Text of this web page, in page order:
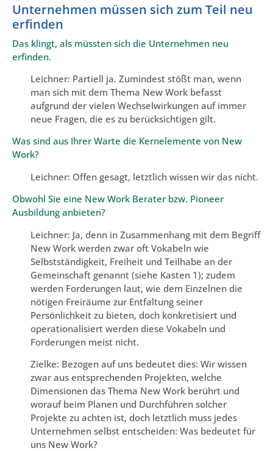
Unternehmen müssen sich zum Teil neu
erfinden
Das klingt, als müssten sich die Unternehmen neu
erfinden.
Leichner: Partiell ja. Zumindest stößt man, wenn
man sich mit dem Thema New Work befasst
aufgrund der vielen Wechselwirkungen auf immer
neue Fragen, die es zu berücksichtigen gilt.
Was sind aus Ihrer Warte die Kernelemente von New
Work?
Leichner: Offen gesagt, letztlich wissen wir das nicht.
Obwohl Sie eine New Work Berater bzw. Pioneer
Ausbildung anbieten?
Leichner: Ja, denn in Zusammenhang mit dem Begriff
New Work werden zwar oft Vokabeln wie
Selbstständigkeit, Freiheit und Teilhabe an der
Gemeinschaft genannt (siehe Kasten 1); zudem
werden Forderungen laut, wie dem Einzelnen die
nötigen Freiräume zur Entfaltung seiner
Persönlichkeit zu bieten, doch konkretisiert und
operationalisiert werden diese Vokabeln und
Forderungen meist nicht.
Zielke: Bezogen auf uns bedeutet dies: Wir wissen
zwar aus entsprechenden Projekten, welche
Dimensionen das Thema New Work berührt und
worauf beim Planen und Durchführen solcher
Projekte zu achten ist, doch letztlich muss jedes
Unternehmen selbst entscheiden: Was bedeutet für
uns New Work?